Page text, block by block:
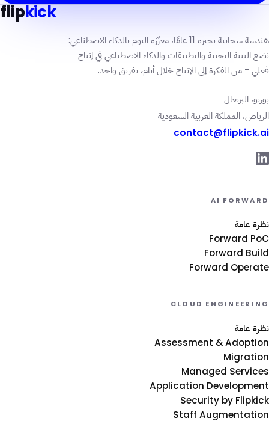
flipkick
هندسة سحابية بخبرة 11 عامًا، معزّزة اليوم بالذكاء الاصطناعي:
نضع البنية التحتية والتطبيقات والذكاء الاصطناعي في إنتاج
فعلي - من الفكرة إلى الإنتاج خلال أيام، بفريق واحد.
بورتو، البرتغال
الرياض، المملكة العربية السعودية
contact@flipkick.ai
AI FORWARD
نظرة عامة
Forward PoC
Forward Build
Forward Operate
CLOUD ENGINEERING
نظرة عامة
Assessment & Adoption
Migration
Managed Services
Application Development
Security by Flipkick
Staff Augmentation